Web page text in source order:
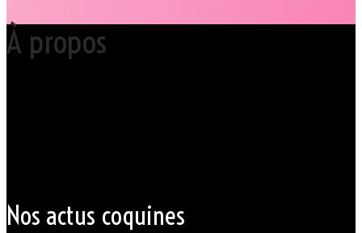
À propos
Nos actus coquines